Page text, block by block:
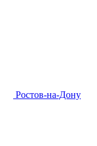
Ростов-на-Дону